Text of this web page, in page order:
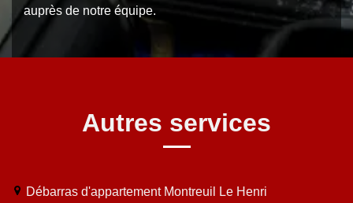
auprès de notre équipe.
Autres services
Débarras d'appartement Montreuil Le Henri